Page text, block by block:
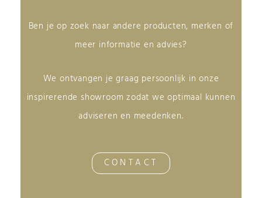
Ben je op zoek naar andere producten, merken of
meer informatie en advies?
We ontvangen je graag persoonlijk in onze
inspirerende showroom zodat we optimaal kunnen
adviseren en meedenken.
CONTACT